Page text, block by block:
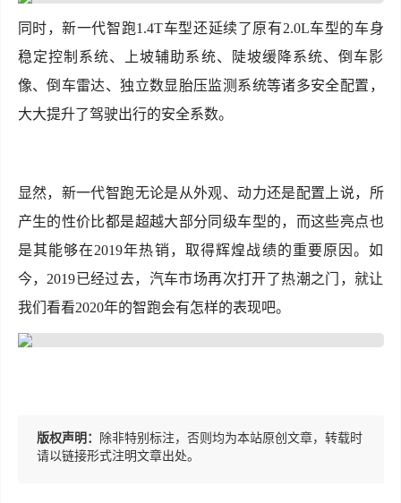
同时，新一代智跑1.4T车型还延续了原有2.0L车型的车身
稳定控制系统、上坡辅助系统、陡坡缓降系统、倒车影
像、倒车雷达、独立数显胎压监测系统等诸多安全配置，
大大提升了驾驶出行的安全系数。
显然，新一代智跑无论是从外观、动力还是配置上说，所
产生的性价比都是超越大部分同级车型的，而这些亮点也
是其能够在2019年热销，取得辉煌战绩的重要原因。如
今，2019已经过去，汽车市场再次打开了热潮之门，就让
我们看看2020年的智跑会有怎样的表现吧。
版权声明： 除非特别标注，否则均为本站原创文章，转载时
请以链接形式注明文章出处。